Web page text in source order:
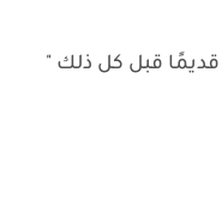
قديمًا قبل كل ذلك "